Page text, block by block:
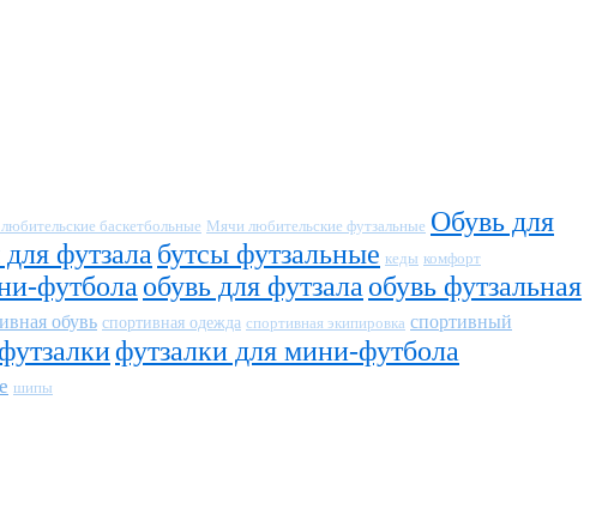
баскетбольные Мячи любительские футзальные Обувь для
футзала бутсы футзальные кеды комфорт
футбола обувь для футзала обувь футзальная
обувь спортивная одежда спортивная экипировка спортивный
футзалки для мини-футбола
шипы